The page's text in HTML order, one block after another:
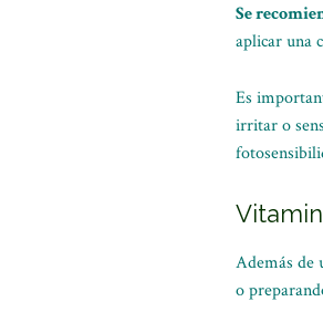
Se
aplicar una
Es
irritar o
Además de
o